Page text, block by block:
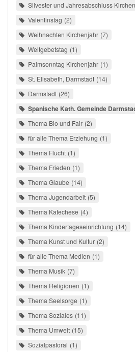
Silvester und Jahresabschluss
Valentinstag 2
Weihnachten Kirchenjahr 7
Weltgebetstag 1
Palmsonntag Kirchenjahr 1
St. Elisabeth, Darmstadt 14
Darmstadt 26
Spanische Kath. Gemeinde
Thema Bio und Fair 2
für alle Thema Erziehung 1
Thema Flucht 1
Thema Frieden 1
Thema Glaube 14
Thema Jugendarbeit 5
Thema Katechese 4
Thema Kindertageseinrichtung 14
Thema Kunst und Kultur 2
für alle Thema Medien 1
Thema Musik 7
Thema Religionen 1
Thema Seelsorge 1
Thema Soziales 11
Thema Umwelt 15
Sozialpastoral 1